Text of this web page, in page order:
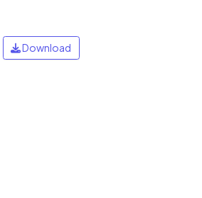
Download